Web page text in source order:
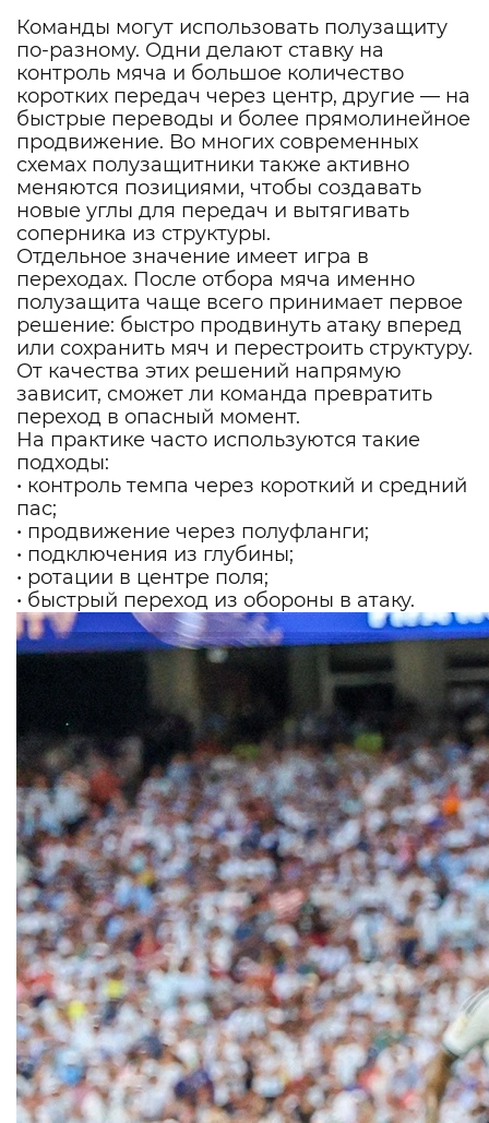
Команды могут использовать полузащиту
по-разному. Одни делают ставку на
контроль мяча и большое количество
коротких передач через центр, другие — на
быстрые переводы и более прямолинейное
продвижение. Во многих современных
схемах полузащитники также активно
меняются позициями, чтобы создавать
новые углы для передач и вытягивать
соперника из структуры.
Отдельное значение имеет игра в
переходах. После отбора мяча именно
полузащита чаще всего принимает первое
решение: быстро продвинуть атаку вперед
или сохранить мяч и перестроить структуру.
От качества этих решений напрямую
зависит, сможет ли команда превратить
переход в опасный момент.
На практике часто используются такие
подходы:
• контроль темпа через короткий и средний
пас;
• продвижение через полуфланги;
• подключения из глубины;
• ротации в центре поля;
• быстрый переход из обороны в атаку.